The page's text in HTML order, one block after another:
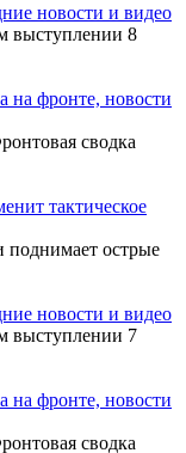
новости и видео
выступлении 8
на фронте, новости
сводка
тактическое
поднимает острые
новости и видео
выступлении 7
на фронте, новости
сводка